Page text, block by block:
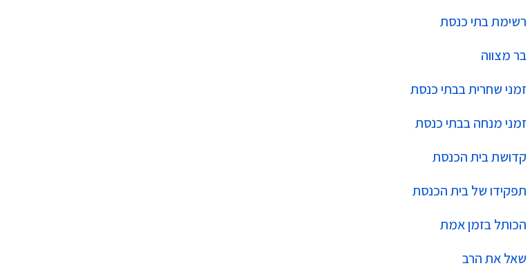
רשימת בתי כנסת
בר מצווה
זמני שחרית בבתי כנסת
זמני מנחה בבתי כנסת
קדושת בית הכנסת
תפקידו של בית הכנסת
הכותל בזמן אמת
שאל את הרב